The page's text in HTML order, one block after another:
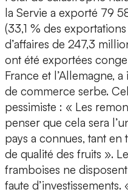
la Servie a exporté 79
(33,1 % des
d’affaires de 247,3
ont été exportées
France et l’Allemagne,
de commerce serbe.
pessimiste : « Les
penser que cela sera
pays a connues, tant
de qualité des fruits ».
framboises ne
faute